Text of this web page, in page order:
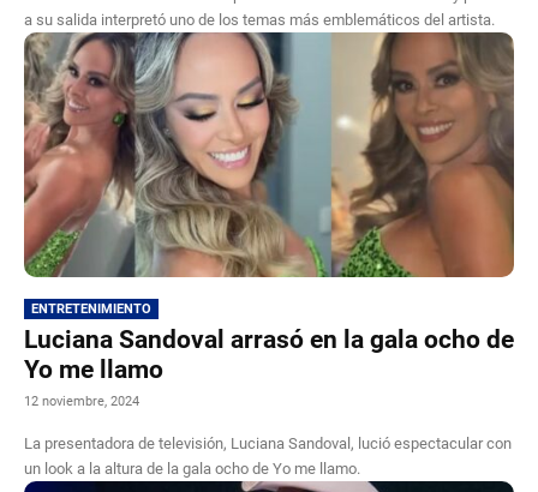
a su salida interpretó uno de los temas más emblemáticos del artista.
ENTRETENIMIENTO
Luciana Sandoval arrasó en la gala ocho de
Yo me llamo
12 noviembre, 2024
La presentadora de televisión, Luciana Sandoval, lució espectacular con
un look a la altura de la gala ocho de Yo me llamo.